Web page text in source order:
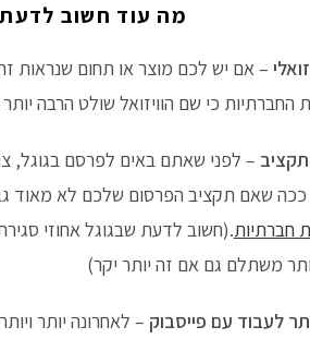
מה עוד חשוב לדעת
– אם יש לכם מוצר או תחום שנראות
החברתיות כי שם הוויזואל שולט הרבה יותר
– לפני שאתם באים לפרסם בגוגל,
שאם תקציב הפרסום שלכם לא מאוד
חברתיות.(חשוב לדעת שבגוגל אחוזי
משתלם גם אם זה יותר יקר)
לעבוד עם פייסבוק – לאחרונה יותר